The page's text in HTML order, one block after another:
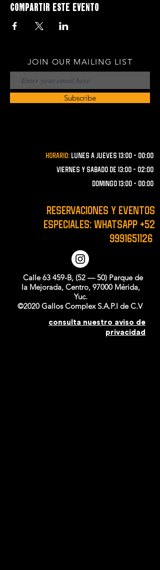
Compartir este evento
JOIN OUR MAILING LIST
Subscribe
Horario: lunes a JUEVES 13:00 - 00:00
VIERNES Y SABADO de 13:00 - 02:00
domingo 13:00 - 00:00
RESERVACIONES y EVENTOS
ESPECIALES: WHATSAPP +52
9991651126
Calle 63 459-B, (52 — 50) Parque de
la Mejorada, Centro, 97000 Mérida,
Yuc.
©2020 Gallos Complex S.A.P.I de C.V
consulta nuestro aviso de
privacidad